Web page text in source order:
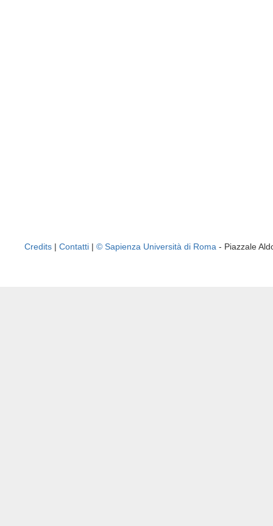
Credits | Contatti | © Sapienza Università di Roma - Piazzale